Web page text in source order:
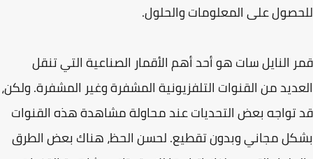
على المعلومات والحلول.
النايل سات هو أحد أهم الأقمار الصناعية التي تنقل
من القنوات التلفزيونية المشفرة وغير المشفرة. ولكن،
بعض التحديات عند محاولة مشاهدة هذه القنوات
مجاني وبدون تقطيع. لحسن الحظ، هناك بعض الطرق